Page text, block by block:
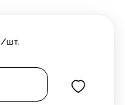
/шт.